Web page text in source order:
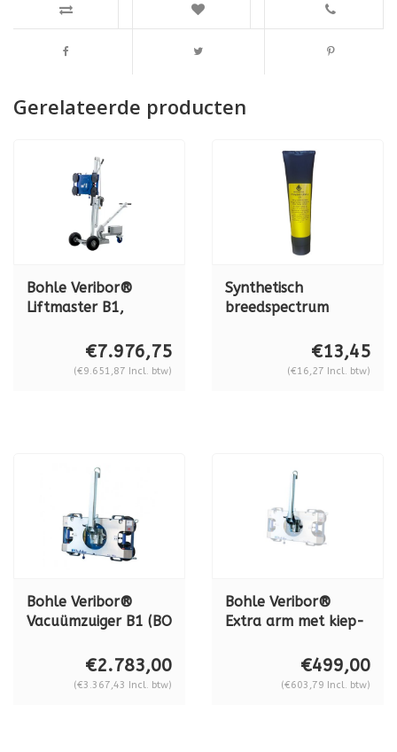
Gerelateerde producten
Bohle Veribor®
Liftmaster B1,
kg. BO 88.25€7.976,75
(€9.651,87 Incl. btw)
Synthetisch
breedspectrum
Polypan LKA 2 LV€13,45
(€16,27 Incl. btw)
Bohle Veribor®
Vacuümzuiger B1 (BO
vacuümzuiger,
dubbel circuit,
€2.783,00
(€3.367,43 Incl. btw)
Bohle Veribor®
Extra arm met kiep-
88.026 los te
gebruiken en voor
€499,00
(€603,79 Incl. btw)